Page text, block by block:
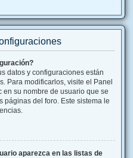
datos y configuraciones están
Para modificarlos, visite el Panel
su nombre de usuario que se
páginas del foro. Este sistema le
aparezca en las listas de